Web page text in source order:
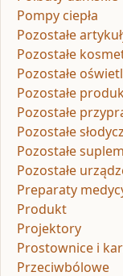
Pompy ciepła
Pozostałe
Pozostałe
Pozostałe
Pozostałe
Pozostałe
Pozostałe
Pozostałe
Pozostałe
Preparaty
Produkt
Projektory
Prostownice i
Przeciwbólowe